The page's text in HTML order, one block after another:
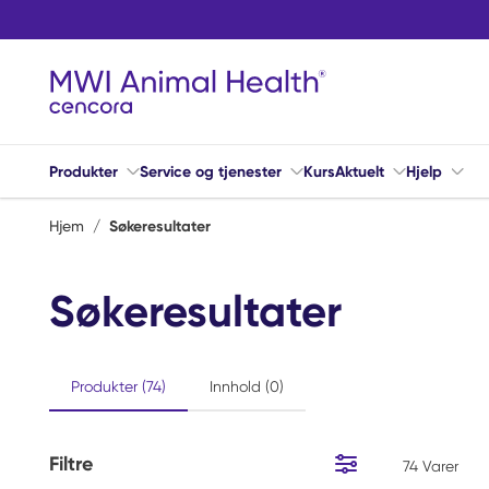
Produkter Service og tjenester KursAktuelt Hjelp
Hjem / Søkeresultater
Søkeresultater
Produkter (74) Innhold (0)
Filtre Hopp til resultater 74Varer